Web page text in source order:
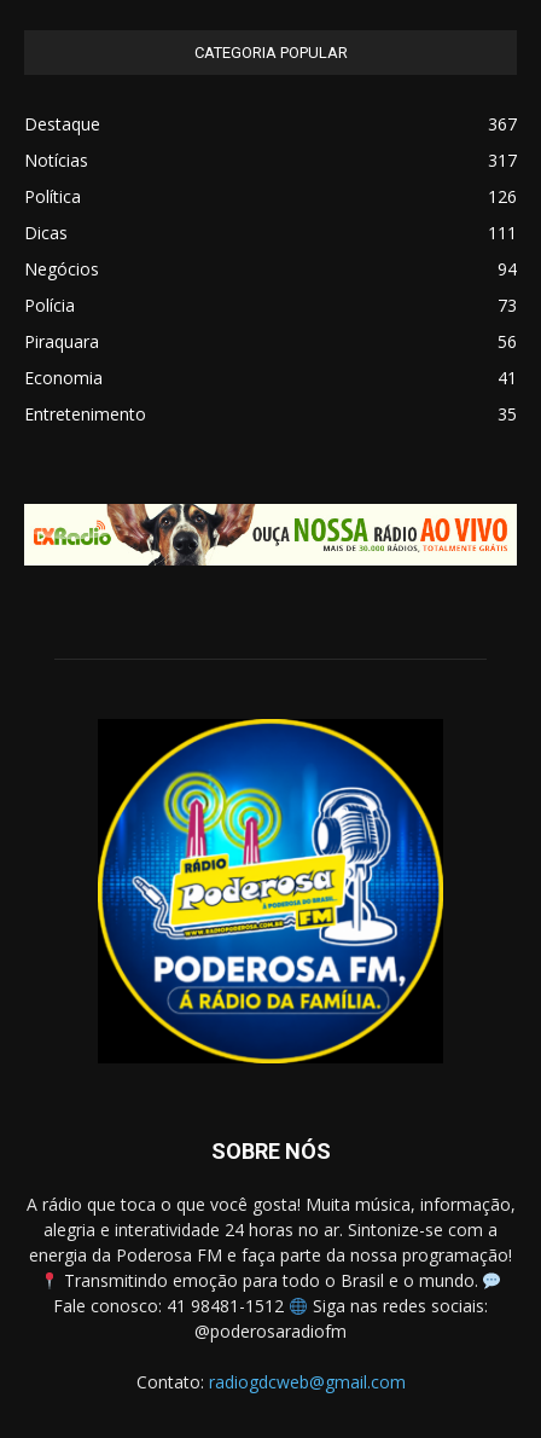
CATEGORIA POPULAR
Destaque
367
Notícias
317
Política
126
Dicas
111
Negócios
94
Polícia
73
Piraquara
56
Economia
41
Entretenimento
35
SOBRE NÓS
A rádio que toca o que você gosta! Muita música, informação,
alegria e interatividade 24 horas no ar. Sintonize-se com a
energia da Poderosa FM e faça parte da nossa programação!
Transmitindo emoção para todo o Brasil e o mundo.
Fale conosco: 41 98481-1512
Siga nas redes sociais:
@poderosaradiofm
Contato: radiogdcweb@gmail.com